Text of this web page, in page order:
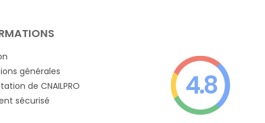
générales
de CNAILPRO
sécurisé
4.8